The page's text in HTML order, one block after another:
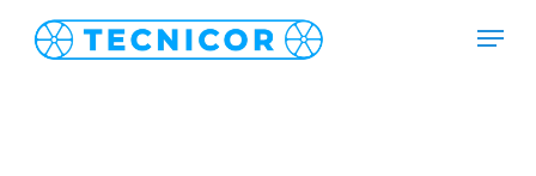
Menu